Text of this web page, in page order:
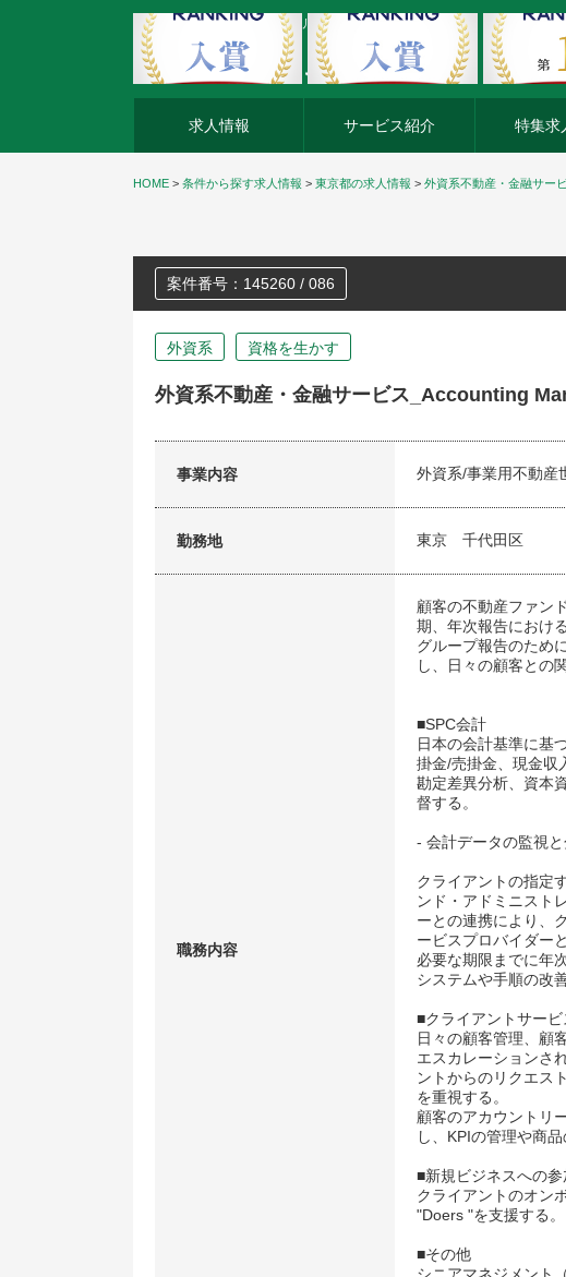
外資系企業の転職・キャリア転職ならアージスジャパン
求人情報 サービス紹介 特集求
HOME > 条件から探す求人情報 > 東京都の求人情報 > 外資系不動産・金融サー
案件番号：145260 / 086
外資系 資格を生かす
外資系不動産・金融サービス_Accounting
事業内容 外資系/事業用不動産
勤務地 東京 千代田区
職務内容
顧客の不動産ファン
期、年次報告におけ
グループ報告のため
し、日々の顧客との
■SPC会計
日本の会計基準に基
掛金/売掛金、現金収
勘定差異分析、資本
督する。
- 会計データの監視
クライアントの指定
ンド・アドミニスト
ーとの連携により、
ービスプロバイダー
必要な期限までに年
システムや手順の改
■クライアントサービ
日々の顧客管理、顧
エスカレーションさ
ントからのリクエス
を重視する。
顧客のアカウントリ
し、KPIの管理や商
■新規ビジネスへの
クライアントのオン
"Doers "を支援する。
■その他